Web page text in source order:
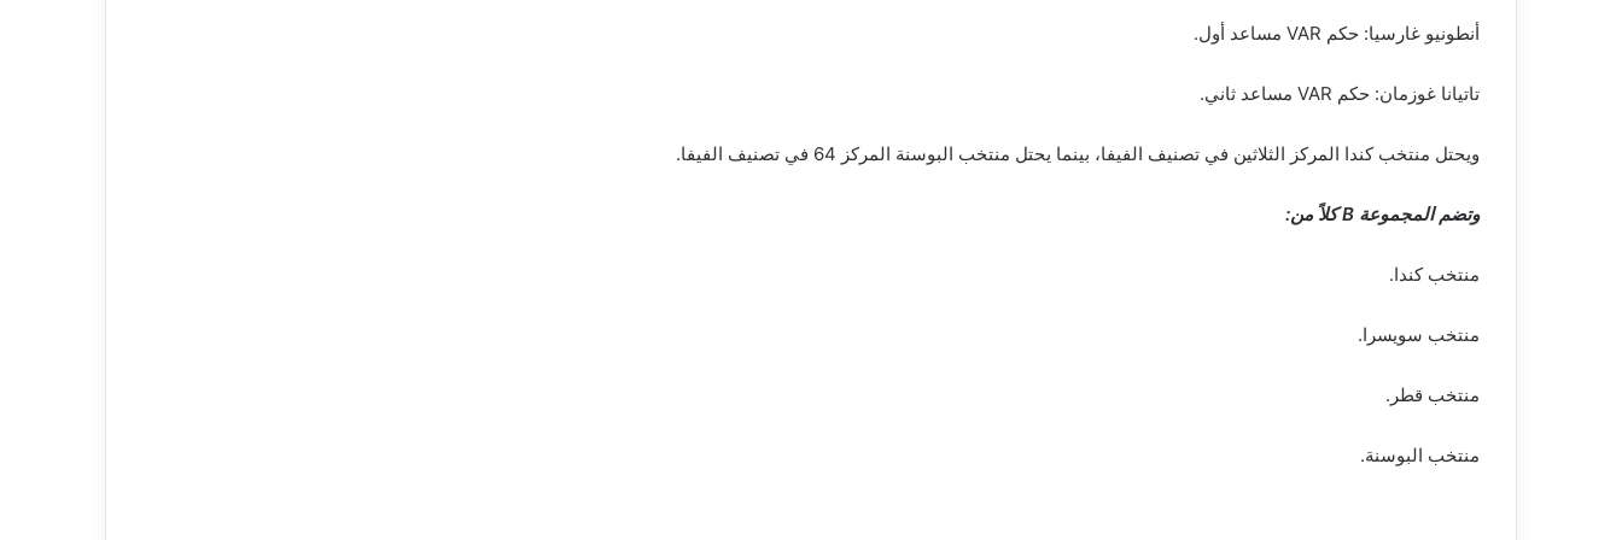
أنطونيو غارسيا: حكم VAR مساعد أول.
تاتيانا غوزمان: حكم VAR مساعد ثاني.
ويحتل منتخب كندا المركز الثلاثين في تصنيف الفيفا، بينما يحتل منتخب البوسنة المركز 64 في تصنيف الفيفا.
وتضم المجموعة B كلاً من:
منتخب كندا.
منتخب سويسرا.
منتخب قطر.
منتخب البوسنة.